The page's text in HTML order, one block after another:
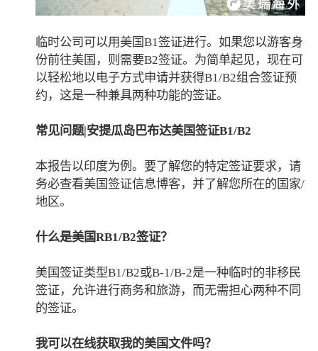
临时公司可以用美国B1签证进行。如果您以游客身
份前往美国，则需要B2签证。为简单起见，现在可
以轻松地以电子方式申请并获得B1/B2组合签证预
约，这是一种兼具两种功能的签证。
常见问题|安提瓜岛巴布达美国签证B1/B2
本报告以印度为例。要了解您的特定签证要求，请
务必查看美国签证信息博客，并了解您所在的国家/
地区。
什么是美国RB1/B2签证？
美国签证类型B1/B2或B-1/B-2是一种临时的非移民
签证，允许进行商务和旅游，而无需担心两种不同
的签证。
我可以在线获取我的美国文件吗？